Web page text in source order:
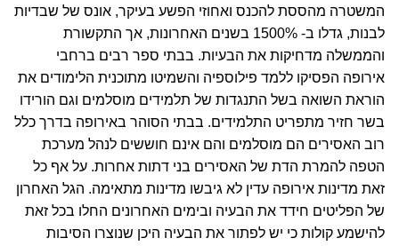
המשטרה מהססת להכנס ואחוזי הפשע בעיקר, אונס של שבדיות
לבנות, גדלו ב- 1500% בשנים האחרונות, אך התקשורת
והממשלה מדחיקות את הבעיות. בבתי ספר רבים ברחבי
אירופה הפסיקו ללמד פילוספיה והשמיטו מתוכנית הלימודים את
הוראת השואה בשל התנגדות של תלמידים מוסלמים וגם הורידו
בשר חזיר מתפריט התלמידים. בבתי הסוהר באירופה בדרך כלל
רוב האסירים הם מוסלמים והם אינם חוששים לנהל מערכת
הטפה להמרת הדת של האסירים בני דתות אחרות. על אף כל
זאת מדינות אירופה עדין לא גיבשו מדינות מתאימה. הגל האחרון
של הפליטים חידד את הבעיה ובימים האחרונים החלו בכל זאת
להישמע קולות כי יש לפתור את הבעיה היכן שנוצרו הסיבות